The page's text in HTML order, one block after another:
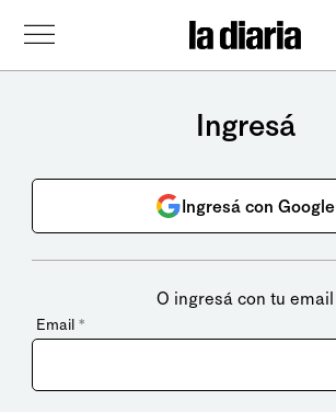
Ingresá
Ingresá con Google
O ingresá con tu email
Email *